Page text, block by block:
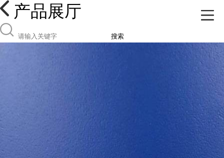
产品展厅
搜索